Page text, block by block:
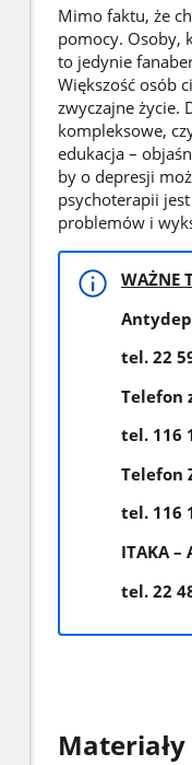
Mimo faktu, że
pomocy. Osoby,
to jedynie
Większość osób
zwyczajne życie.
kompleksowe,
edukacja –
by o depresji
psychoterapii
problemów i
WAŻNE
tel. 22
Telefon
tel. 116
Telefon
tel. 116
ITAKA
tel. 22
Materiały